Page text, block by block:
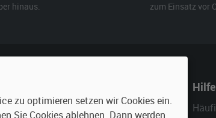
hinaus.
zum Einsatz vor
Oldtimer anmelden
Hilfe
zu optimieren setzen wir Cookies ein.
Sie Cookies ablehnen. Dann werden